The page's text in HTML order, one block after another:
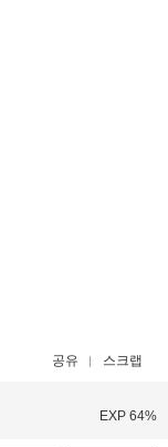
공유 스크랩
EXP 64%